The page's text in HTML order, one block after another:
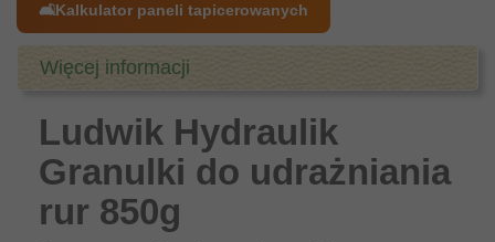
🛋️Kalkulator paneli tapicerowanych
Więcej informacji
Ludwik Hydraulik
Granulki do udrażniania
rur 850g